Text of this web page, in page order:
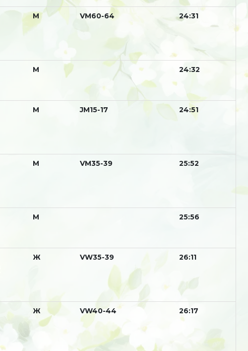
М VM60-64 24:31
М 24:32
М JM15-17 24:51
М VM35-39 25:52
М 25:56
Ж VW35-39 26:11
Ж VW40-44 26:17